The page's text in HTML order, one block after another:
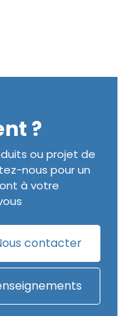
?
ou projet de
nous pour un
à votre
contacter